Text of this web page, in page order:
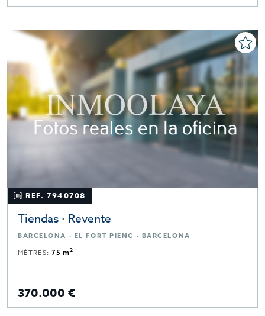
REF. 7940708
Tiendas · Revente
BARCELONA · EL FORT PIENC · BARCELONA
MÈTRES:75 m2
370.000 €